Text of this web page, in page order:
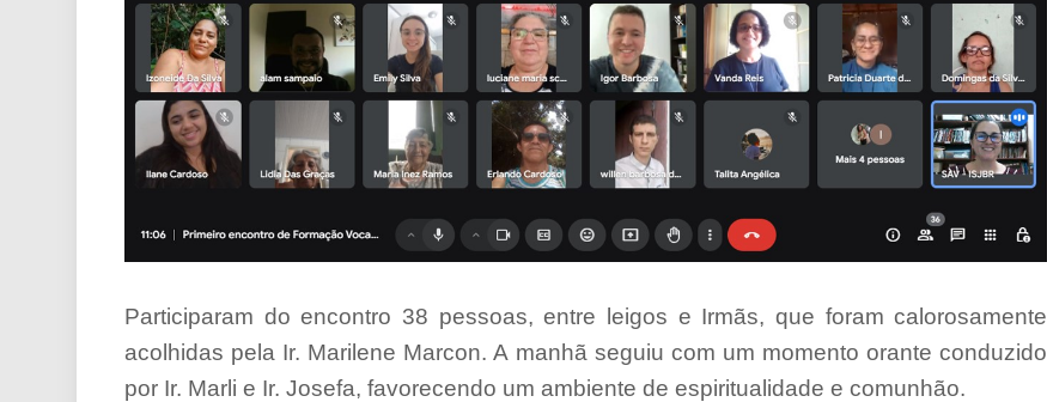
Participaram do encontro 38 pessoas, entre leigos e Irmãs, que foram calorosamente
acolhidas pela Ir. Marilene Marcon. A manhã seguiu com um momento orante conduzido
por Ir. Marli e Ir. Josefa, favorecendo um ambiente de espiritualidade e comunhão.